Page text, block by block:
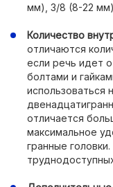
мм), 3/8 (8-22
Количество
отличаются
если речь идет
болтами и
использоваться
отличается
максимальное
гранные